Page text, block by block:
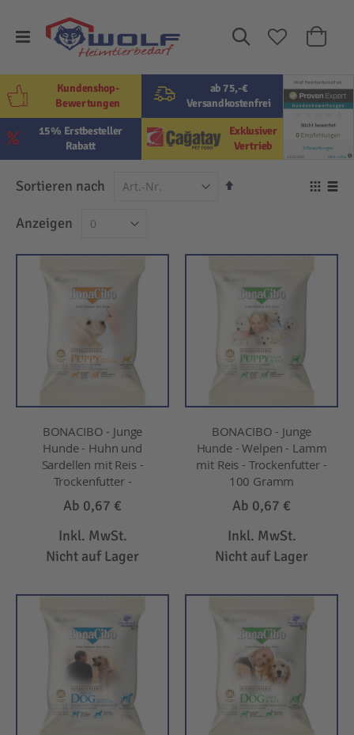
Suche
Mein
ab 75,-€
Versandkostenfrei
Exklusiver
Vertrieb
15% Erstbesteller
Rabatt
Kundenshop-
Bewertungen
Sortieren nach
In
Anzeigen
BONACIBO - Junge
Hunde - Huhn und
Sardellen mit Reis -
Trockenfutter -
Ab 0,67 €
Inkl. MwSt.
Nicht auf Lager
BONACIBO - Junge
Hunde - Welpen - Lamm
mit Reis - Trockenfutter -
100 Gramm
Ab 0,67 €
Inkl. MwSt.
Nicht auf Lager